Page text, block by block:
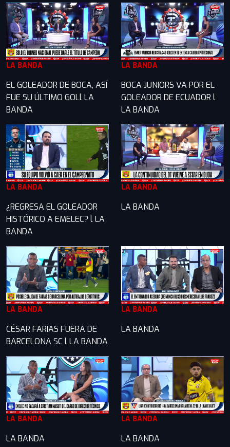
LA BANDA
EL GOLEADOR DE BOCA, ASÍ
FUE SU ÚLTIMO GOLl LA
BANDA
LA BANDA
BOCA JUNIORS VA POR EL
GOLEADOR DE ECUADOR l
LA BANDA
LA BANDA
¿REGRESA EL GOLEADOR
HISTÓRICO A EMELEC? l LA
BANDA
LA BANDA
LA BANDA
LA BANDA
CÉSAR FARÍAS FUERA DE
BARCELONA SC l LA BANDA
LA BANDA
LA BANDA
LA BANDA
LA BANDA
LA BANDA
LA BANDA